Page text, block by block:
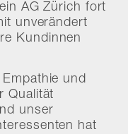
AG Zürich fort
unverändert
Kundinnen
und
Qualität
unser
hat